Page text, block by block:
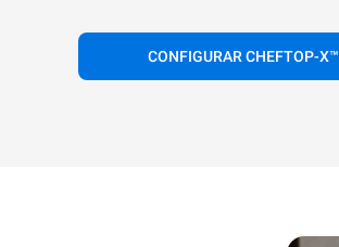
CONFIGURAR CHEFTOP-X™